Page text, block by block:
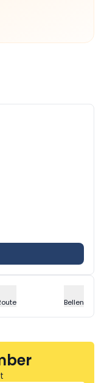
Bellen